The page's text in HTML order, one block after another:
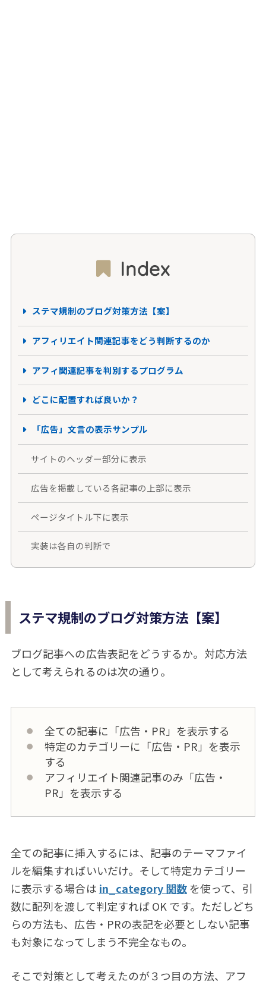
Index
ステマ規制のブログ対策方法【案】
アフィリエイト関連記事をどう判断するのか
アフィ関連記事を判別するプログラム
どこに配置すれば良いか？
「広告」文言の表示サンプル
サイトのヘッダー部分に表示
広告を掲載している各記事の上部に表示
ページタイトル下に表示
実装は各自の判断で
ステマ規制のブログ対策方法【案】
ブログ記事への広告表記をどうするか。対応方法
として考えられるのは次の通り。
全ての記事に「広告・PR」を表示する
特定のカテゴリーに「広告・PR」を表示
する
アフィリエイト関連記事のみ「広告・
PR」を表示する
全ての記事に挿入するには、記事のテーマファイ
ルを編集すればいいだけ。そして特定カテゴリー
に表示する場合は in_category 関数を使って、引
数に配列を渡して判定すれば OK です。ただしどち
らの方法も、広告・PRの表記を必要としない記事
も対象になってしまう不完全なもの。
そこで対策として考えたのが３つ目の方法、アフ